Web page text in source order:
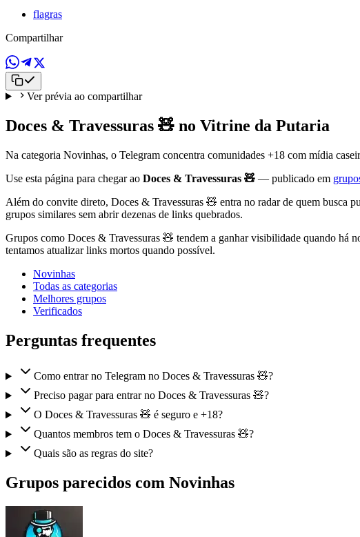
flagras
Compartilhar
Ver prévia ao compartilhar
Doces & Travessuras 🧸 no Vitrine da Putaria
Na categoria Novinhas, o Telegram concentra comunidades +18 com mídia
Use esta página para chegar ao Doces & Travessuras 🧸 — publicado em
Além do convite direto, Doces & Travessuras 🧸 entra no radar de quem
grupos similares sem abrir dezenas de links quebrados.
Grupos como Doces & Travessuras 🧸 tendem a ganhar visibilidade quando há
tentamos atualizar links mortos quando possível.
Novinhas
Todas as categorias
Melhores grupos
Verificados
Perguntas frequentes
Como entrar no Telegram no Doces & Travessuras 🧸?
Preciso pagar para entrar no Doces & Travessuras 🧸?
O Doces & Travessuras 🧸 é seguro e +18?
Quantos membros tem o Doces & Travessuras 🧸?
Quais são as regras do site?
Grupos parecidos com Novinhas